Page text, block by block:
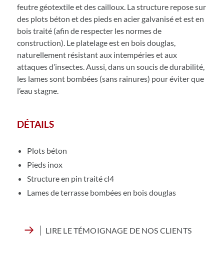
feutre géotextile et des cailloux. La structure repose sur
des plots béton et des pieds en acier galvanisé et est en
bois traité (afin de respecter les normes de
construction). Le platelage est en bois douglas,
naturellement résistant aux intempéries et aux
attaques d’insectes. Aussi, dans un soucis de durabilité,
les lames sont bombées (sans rainures) pour éviter que
l’eau stagne.
DÉTAILS
Plots béton
Pieds inox
Structure en pin traité cl4
Lames de terrasse bombées en bois douglas
LIRE LE TÉMOIGNAGE DE NOS CLIENTS